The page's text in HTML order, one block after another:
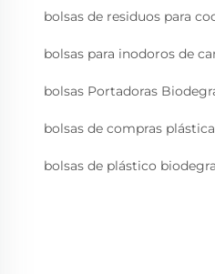
bolsas de residuos para
bolsas para inodoros de
bolsas Portadoras
bolsas de compras
bolsas de plástico